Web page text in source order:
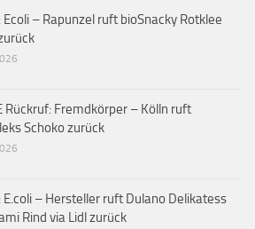
Ecoli – Rapunzel ruft bioSnacky Rotklee
Rückruf: Fremdkörper – Kölln ruft
Schoko zurück
E.coli – Hersteller ruft Dulano Delikatess
Rind via Lidl zurück